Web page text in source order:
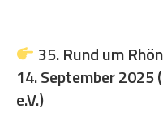
35. Rund um
14. September 2025
e.V.)